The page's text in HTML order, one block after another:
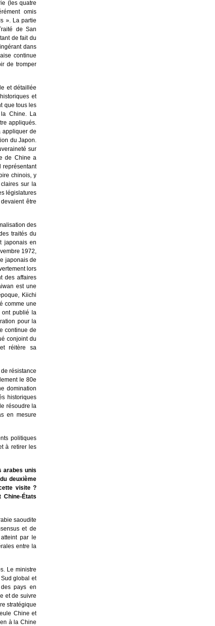
(les quatre
omis
». La partie
de San
de fait du
dans
continue
de tromper
et détaillée
et
que tous les
Chine. La
appliqués.
appliquer de
du Japon.
sur
de Chine a
représentant
chinois, y
sur la
législatures
être
des
traités du
japonais en
1972,
japonais de
lors
des affaires
est une
Kiichi
comme une
ont publié la
pour la
continue de
conjoint du
réitère sa
résistance
le 80e
domination
historiques
résoudre la
en mesure
politiques
à retirer les
arabes unis
deuxième
visite ?
Chine-États
saoudite
et de
par le
entre la
Le ministre
global et
pays en
et de suivre
stratégique
Chine et
à la Chine